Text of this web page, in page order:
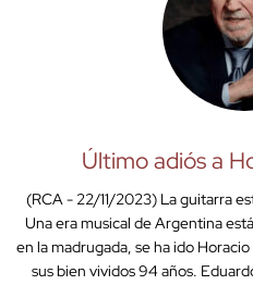
Último adiós a
(RCA - 22/11/2023) La guitarra
Una era musical de Argentina
en la madrugada, se ha ido
sus bien vividos 94 años.